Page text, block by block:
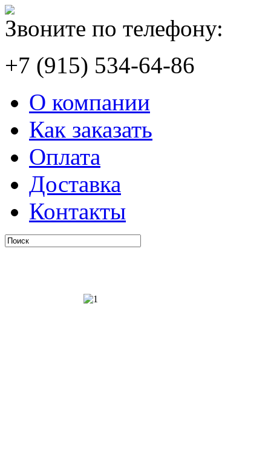
Звоните по телефону:
+7 (915) 534-64-86
О компании
Как заказать
Оплата
Доставка
Контакты